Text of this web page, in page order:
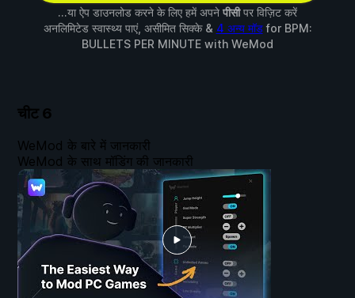
...या ऐप डाउनलोड करने के लिए हमें अपने पीसीपर विज़िट करें
अनलिमिटेड स्वास्थ्य पाएं, असीमित सिक्के & 4 अन्य मॉडfor BPM:
BULLETS PER MINUTE with WeMod
चीट 6
WeMod के बारे में जानकारी
WeMod के साथ मॉडिंग की जानकारी